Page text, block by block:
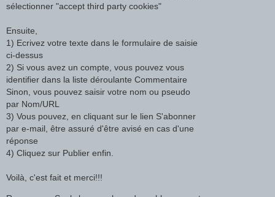
sélectionner "accept third party cookies"
Ensuite,
1) Ecrivez votre texte dans le formulaire de saisie
ci-dessus
2) Si vous avez un compte, vous pouvez vous
identifier dans la liste déroulante Commentaire
Sinon, vous pouvez saisir votre nom ou pseudo
par Nom/URL
3) Vous pouvez, en cliquant sur le lien S'abonner
par e-mail, être assuré d'être avisé en cas d'une
réponse
4) Cliquez sur Publier enfin.
Voilà, c'est fait et merci!!!